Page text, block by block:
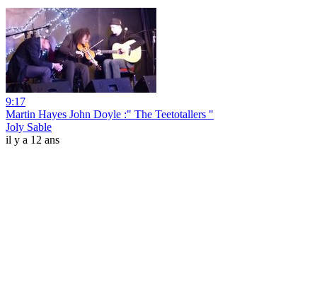
9:17
Martin Hayes John Doyle :" The Teetotallers "
Joly Sable
il y a 12 ans